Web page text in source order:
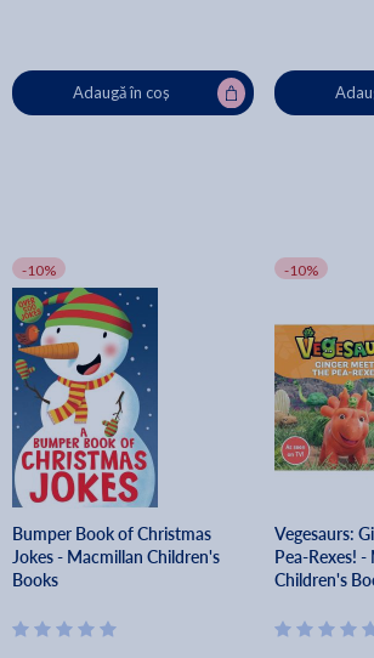
Adaugă în coș
-10%
Bumper Book of Christmas
Jokes - Macmillan Children's
Books
-10%
Vegesaurs:
Pea-Rexes!
Children's